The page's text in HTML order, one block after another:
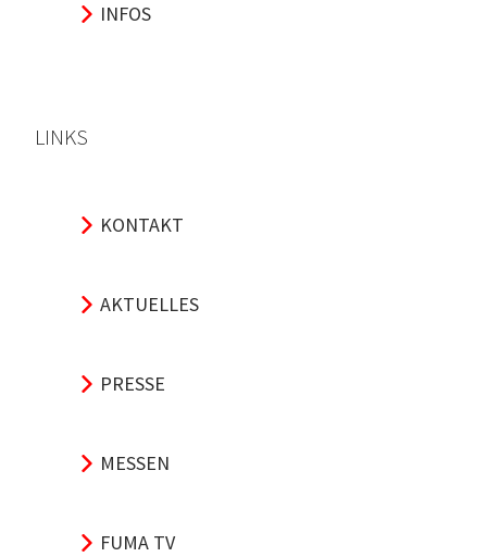
INFOS
LINKS
KONTAKT
AKTUELLES
PRESSE
MESSEN
FUMA TV